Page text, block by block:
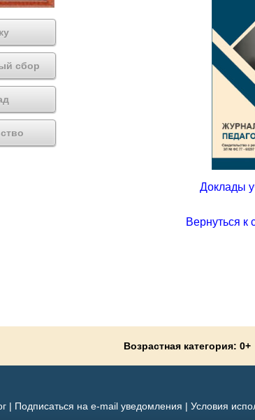
сбор
Доклады
Вернуться к
Возрастная категория: 0+
| Подписаться на e-mail уведомления | Условия